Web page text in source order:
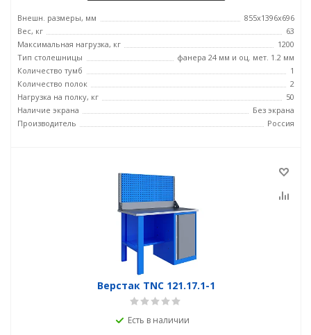
Внешн. размеры, мм
855x1396x696
Вес, кг
63
Максимальная нагрузка, кг
1200
Тип столешницы
фанера 24 мм и оц. мет. 1.2 мм
Количество тумб
1
Количество полок
2
Нагрузка на полку, кг
50
Наличие экрана
Без экрана
Производитель
Россия
Верстак TNC 121.17.1-1
Есть в наличии